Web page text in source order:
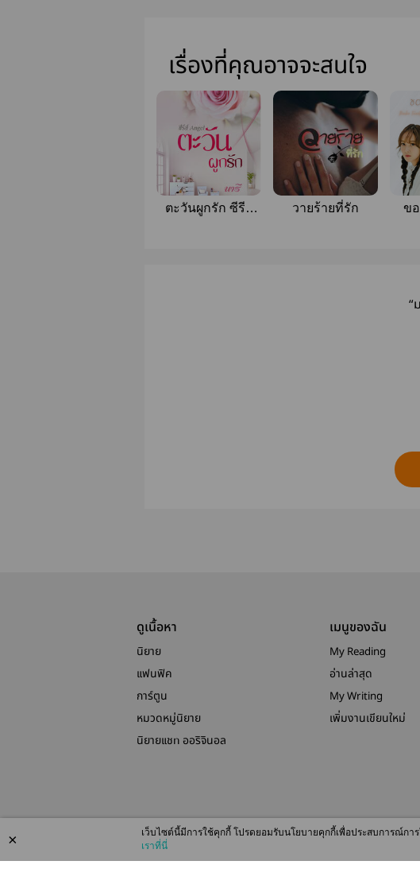
เรื่องที่คุณอาจจะสนใจ
ตะวันผูกรัก ซีรีส์
วายร้ายที่รัก ขอ
“
ดูเนื้อหา
นิยาย
แฟนฟิค
การ์ตูน
หมวดหมู่นิยาย
นิยายแชท ออริจินอล
เมนูของฉัน
My Reading
อ่านล่าสุด
My Writing
เพิ่มงานเขียนใหม่
© 2026
This
× เว็บไซต์นี้มีการใช้คุกกี้ โปรดยอมรับนโยบายคุกกี้เพื่อประสบการณ์
เราที่นี่